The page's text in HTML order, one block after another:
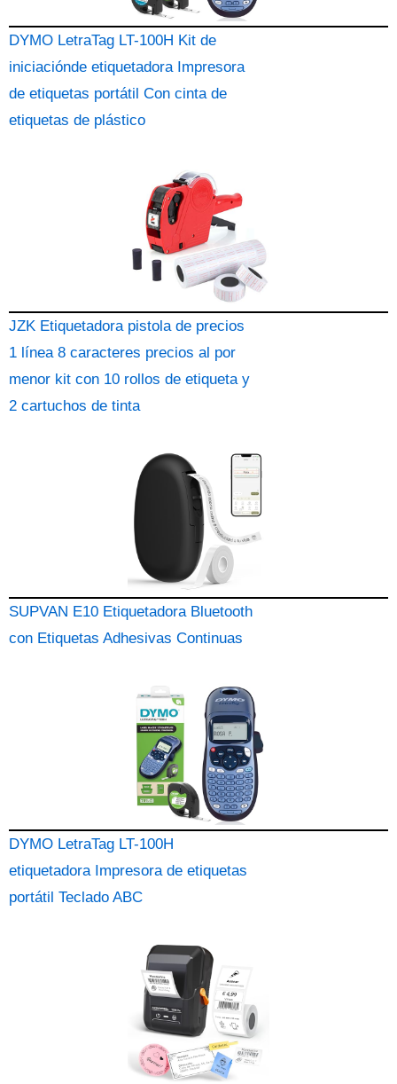
DYMO LetraTag LT-100H Kit de
iniciaciónde etiquetadora Impresora
de etiquetas portátil Con cinta de
etiquetas de plástico
JZK Etiquetadora pistola de precios
1 línea 8 caracteres precios al por
menor kit con 10 rollos de etiqueta y
2 cartuchos de tinta
SUPVAN E10 Etiquetadora Bluetooth
con Etiquetas Adhesivas Continuas
DYMO LetraTag LT-100H
etiquetadora Impresora de etiquetas
portátil Teclado ABC